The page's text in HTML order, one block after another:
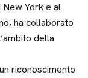
York e al
ha collaborato
della
riconoscimento